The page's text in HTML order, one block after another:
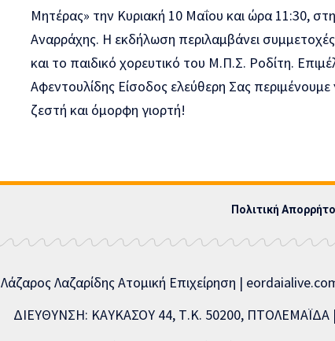
Πολιτική
Λάζαρος Λαζαρίδης Ατομική Επιχείρηση |
ΔΙΕΥΘΥΝΣΗ: ΚΑΥΚΑΣΟΥ 44, Τ.Κ. 50200, ΠΤΟΛΕΜΑΪΔΑ